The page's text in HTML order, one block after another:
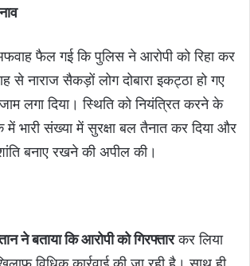
फैल गई कि पुलिस ने आरोपी को रिहा कर
से नाराज सैकड़ों लोग दोबारा इकट्ठा हो गए
लगा दिया। स्थिति को नियंत्रित करने के
भारी संख्या में सुरक्षा बल तैनात कर दिया और
बनाए रखने की अपील की।
ने बताया कि आरोपी को गिरफ्तारकर लिया